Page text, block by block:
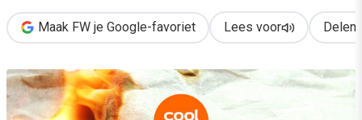
Maak FW je Google-favoriet Lees voor Delen